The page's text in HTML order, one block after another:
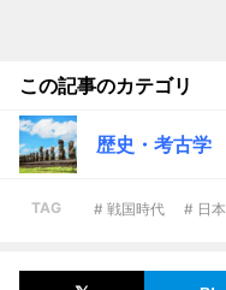
この記事のカテゴリ
歴史・考古学
TAG # 戦国時代 # 日本